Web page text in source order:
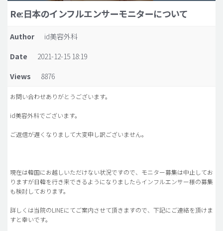
プチ整形
idリアルストーリー
idニュース
病院紹介
安全整形
料金一覧
Re:日本のインフルエンサーモニターについて
Author
id美容外科
Date
2021-12-15 18:19
Views
8876
お問い合わせありがとうございます。
id美容外科でございます。
ご返信が遅くなりまして大変申し訳ございません。
現在は韓国にお越しいただけない状況ですので、モニター募集は中止してお
りますが日韓を行き来できるようになりましたらインフルエンサー様の募集
も検討しております。
詳しくは当院のLINEにてご案内させて頂きますので、下記にご連絡を頂けま
すと幸いです。